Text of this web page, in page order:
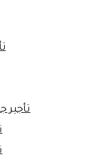
تأجير